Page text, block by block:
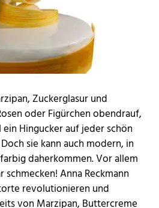
Zuckerglasur und
oder Figürchen obendrauf,
Hingucker auf jeder schön
sie kann auch modern, in
daherkommen. Vor allem
Anna Reckmann
revolutionieren und
von Marzipan, Buttercreme